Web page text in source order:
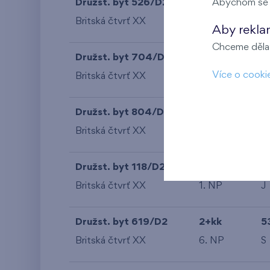
Družst. byt 526/D2 4+kk
Britská čtvrť XX
Družst. byt 704/D1
Britská čtvrť XX 7. NP
Družst. byt 804/D1
Britská čtvrť XX
Družst. byt 118/D2
Britská čtvrť XX 1. NP J
Družst. byt 619/D2 2+kk
Britská čtvrť XX 6. NP S
Abychom se
Aby
Chceme
Více o